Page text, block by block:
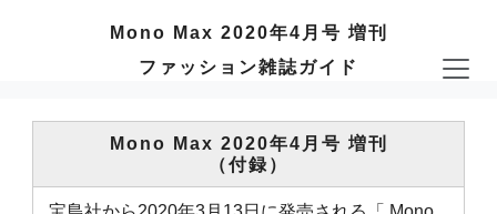
Mono Max 2020年4月号 増刊
ファッション雑誌ガイド
Mono Max 2020年4月号 増刊
（付録）